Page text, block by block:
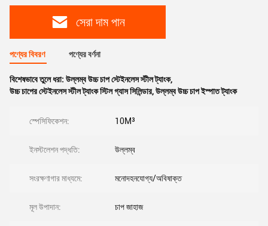
সেরা দাম পান
পণ্যের বিবরণ পণ্যের বর্ণনা
বিশেষভাবে তুলে ধরা: উল্লম্ব উচ্চ চাপ স্টেইনলেস স্টীল ট্যাংক,
উচ্চ চাপের স্টেইনলেস স্টীল ট্যাংক স্টিল গ্যাস সিলিন্ডার,উল্লম্ব উচ্চ চাপ ইস্পাত ট্যাংক
স্পেসিফিকেশন: 10M³
ইনস্টলেশন পদ্ধতি: উল্লম্ব
সংরক্ষণাগার মাধ্যমে: মনোদহনযোগ্য/অবিষাক্ত
মূল উপাদান: চাপ জাহাজ